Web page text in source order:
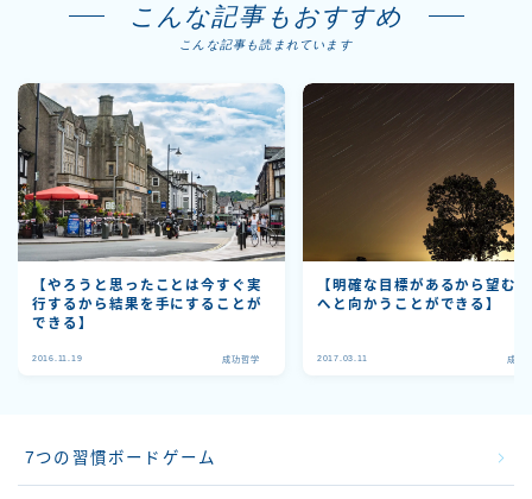
こんな記事もおすすめ
こんな記事も読まれています
【やろうと思ったことは今すぐ実
行するから結果を手にすることが
できる】
2016.11.19 成功哲学
【明確な目標があるから望む
へと向かうことができる】
2017.03.11 成功
7つの習慣ボードゲーム